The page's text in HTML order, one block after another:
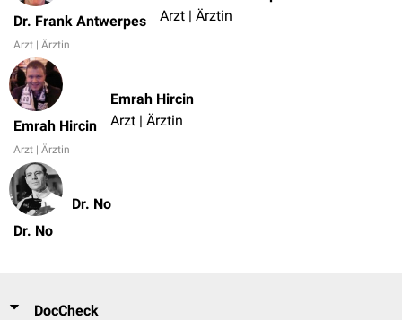
Dr. Frank Antwerpes
Arzt | Ärztin
Arzt | Ärztin
Emrah Hircin
Arzt | Ärztin
Emrah Hircin
Arzt | Ärztin
Dr. No
Dr. No
DocCheck